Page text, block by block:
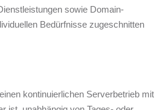
sowie Domain-
Bedürfnisse zugeschnitten
kontinuierlichen Serverbetrieb mit